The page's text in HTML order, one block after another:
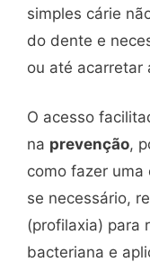
simples cárie
do dente e
ou até acarretar
O acesso
na prevenção,
como fazer uma
se necessário,
(profilaxia) para
bacteriana e